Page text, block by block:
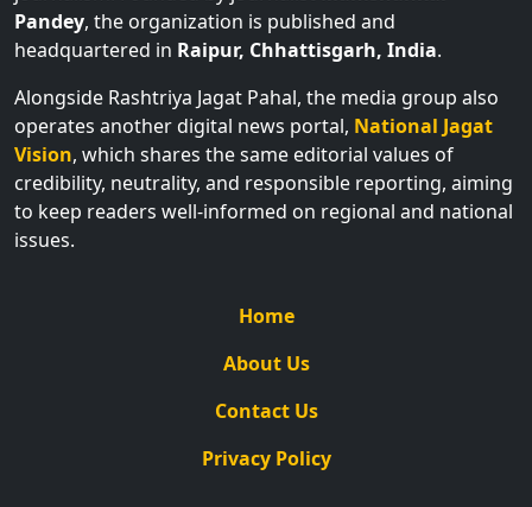
Pandey, the organization is published and
headquartered in Raipur, Chhattisgarh, India.
Alongside Rashtriya Jagat Pahal, the media group also
operates another digital news portal, National Jagat
Vision, which shares the same editorial values of
credibility, neutrality, and responsible reporting, aiming
to keep readers well-informed on regional and national
issues.
Home
About Us
Contact Us
Privacy Policy